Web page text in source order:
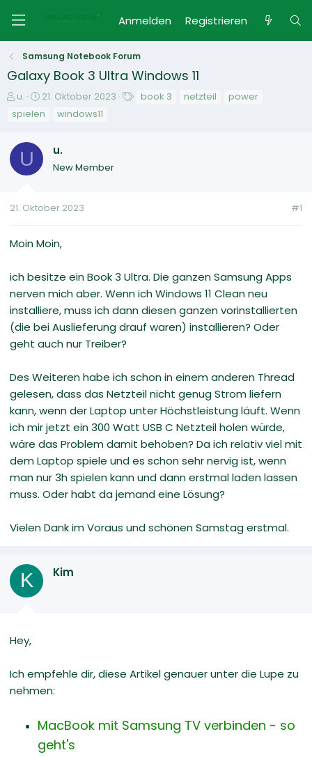
Anmelden Registrieren
Samsung Notebook Forum
Galaxy Book 3 Ultra Windows 11
E
s
e
r
u.
E
e
l
a
21. Oktober 2023 book 3 netzteil
power
spielen
windows11
U u.
New Member
21. Oktober 2023 #1
Moin Moin,
ich besitze ein Book 3 Ultra. Die ganzen Samsung Apps
nerven mich aber. Wenn ich Windows 11 Clean neu
installiere, muss ich dann diesen ganzen vorinstallierten
(die bei Auslieferung drauf waren) installieren? Oder
geht auch nur Treiber?
Des Weiteren habe ich schon in einem anderen Thread
gelesen, dass das Netzteil nicht genug Strom liefern
kann, wenn der Laptop unter Höchstleistung läuft. Wenn
ich mir jetzt ein 300 Watt USB C Netzteil holen würde,
wäre das Problem damit behoben? Da ich relativ viel mit
dem Laptop spiele und es schon sehr nervig ist, wenn
man nur 3h spielen kann und dann erstmal laden lassen
muss. Oder habt da jemand eine Lösung?
Vielen Dank im Voraus und schönen Samstag erstmal.
K Kim
Hey,
Ich empfehle dir, diese Artikel genauer unter die Lupe zu
nehmen:
MacBook mit Samsung TV verbinden - so
geht's